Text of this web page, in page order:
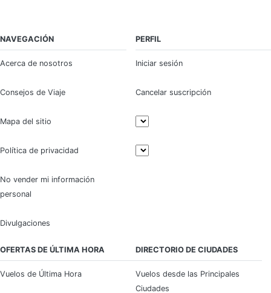
NAVEGACIÓN
Acerca de nosotros
Consejos de Viaje
Mapa del sitio
Política de privacidad
No vender mi información
personal
Divulgaciones
PERFIL
Iniciar sesión
Cancelar suscripción
OFERTAS DE ÚLTIMA HORA
Vuelos de Última Hora
DIRECTORIO DE CIUDADES
Vuelos desde las Principales
Ciudades